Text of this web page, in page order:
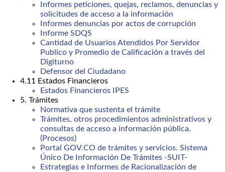
Informes peticiones, quejas, reclamos, denuncias y
solicitudes de acceso a la información
Informes denuncias por actos de corrupción
Informe SDQS
Cantidad de Usuarios Atendidos Por Servidor
Publico y Promedio de Calificación a través del
Digiturno
Defensor del Ciudadano
4.11 Estados Financieros
Estados Financieros IPES
5. Trámites
Normativa que sustenta el trámite
Trámites, otros procedimientos administrativos y
consultas de acceso a información pública.
(Procesos)
Portal GOV.CO de trámites y servicios. Sistema
Único De Información De Trámites -SUIT-
Estrategias e Informes de Racionalización de